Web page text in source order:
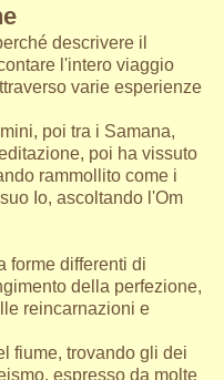
descrivere il
l'intero viaggio
varie esperienze
poi tra i Samana,
poi ha vissuto
rammollito come i
Io, ascoltando l'Om
forme differenti di
della perfezione,
reincarnazioni e
fiume, trovando gli dei
espresso da molte